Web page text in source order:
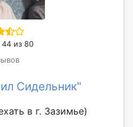
44 из 80
Сидельник"
в г. Зазимье)